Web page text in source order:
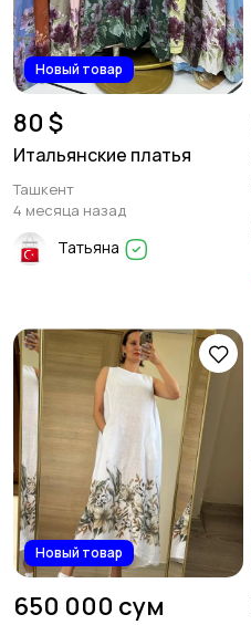
Новый товар
80 $
Итальянские платья
Ташкент
4 месяца назад
Татьяна
Новый товар
650 000 сум